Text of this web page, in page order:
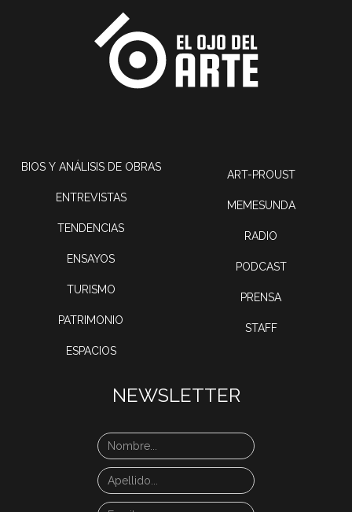
BIOS Y ANÁLISIS DE OBRAS
ENTREVISTAS
TENDENCIAS
ENSAYOS
TURISMO
PATRIMONIO
ESPACIOS
ART-PROUST
MEMESUNDA
RADIO
PODCAST
PRENSA
STAFF
NEWSLETTER